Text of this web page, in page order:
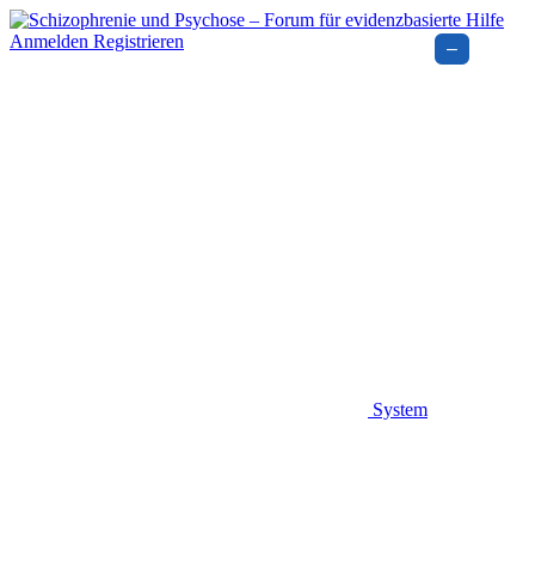
Anmelden Registrieren
System
–